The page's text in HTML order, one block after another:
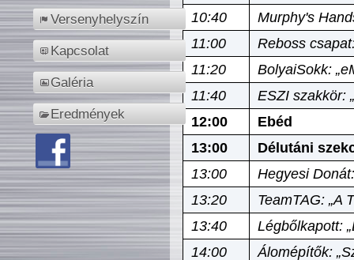
Versenyhelyszín
Kapcsolat
Galéria
Eredmények
10:40
Murphy's
11:00
Reboss
11:20
BolyaiSokk:
11:40
ESZI szakkör:
12:00
Ebéd
13:00
Délutáni
13:00
Hegyesi
13:20
TeamTAG: „A
13:40
Légbőlkapott:
14:00
Álomépítők: